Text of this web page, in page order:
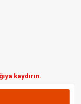
kaydırın.